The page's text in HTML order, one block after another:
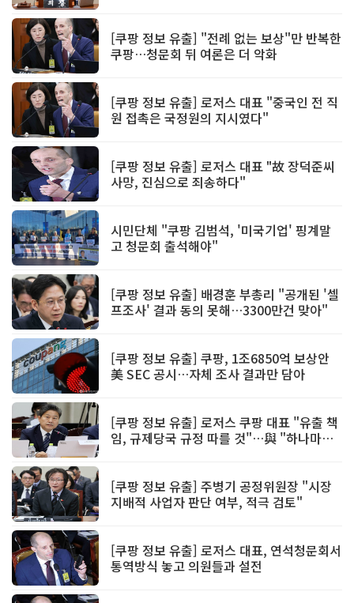
[쿠팡 정보 유출] "전례 없는 보상"만 반복한
쿠팡…청문회 뒤 여론은 더 악화
[쿠팡 정보 유출] 로저스 대표 "중국인 전 직
원 접촉은 국정원의 지시였다"
[쿠팡 정보 유출] 로저스 대표 "故 장덕준씨
사망, 진심으로 죄송하다"
시민단체 "쿠팡 김범석, '미국기업' 핑계말
고 청문회 출석해야"
[쿠팡 정보 유출] 배경훈 부총리 "공개된 '셀
프조사' 결과 동의 못해…3300만건 맞아"
[쿠팡 정보 유출] 쿠팡, 1조6850억 보상안
美 SEC 공시…자체 조사 결과만 담아
[쿠팡 정보 유출] 로저스 쿠팡 대표 "유출 책
임, 규제당국 규정 따를 것"…與 "하나마나
[쿠팡 정보 유출] 주병기 공정위원장 "시장
지배적 사업자 판단 여부, 적극 검토"
[쿠팡 정보 유출] 로저스 대표, 연석청문회서
통역방식 놓고 의원들과 설전